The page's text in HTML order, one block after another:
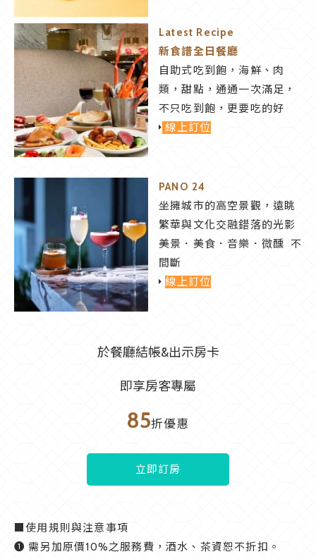
Latest Recipe
新食譜全日餐廳
自助式吃到飽，海鮮、肉
類，甜點，通通一次滿足，
不只吃到飽，更要吃的好
線上訂位
PANO 24
坐擁城市的高空景觀，遠眺
繁華與文化交融錯落的光影
美景．美食．音樂．微醺 不
間斷
線上訂位
於餐廳結帳&出示房卡
即享房客專屬
85折優惠
立即訂房
■使用規則與注意事項
❶ 需另加原價10%之服務費，酒水、茶資恕不折扣。